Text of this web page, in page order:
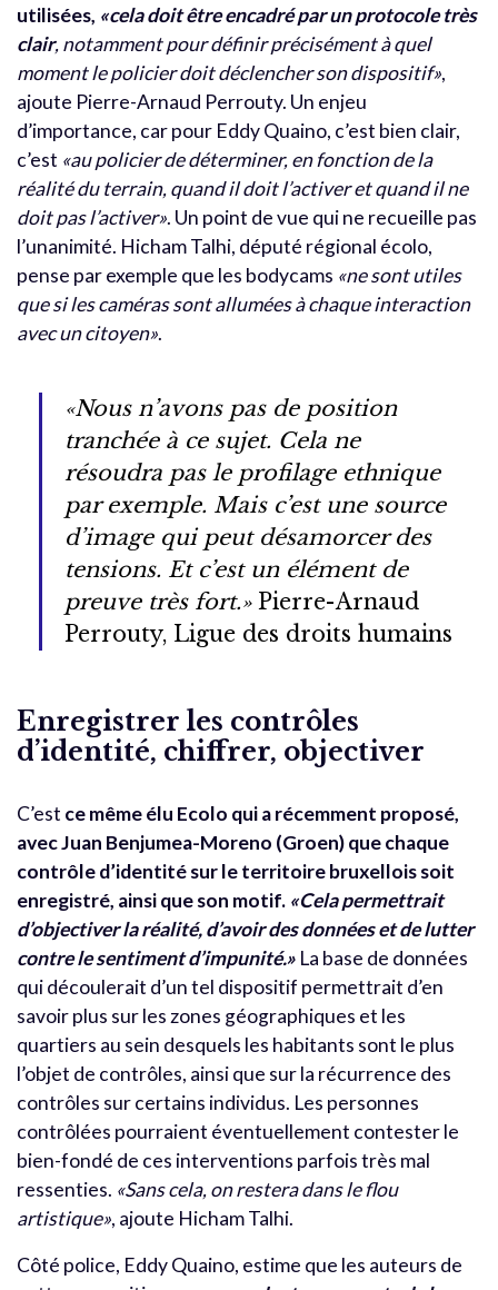
utilisées, «cela doit être encadré par un protocole très
clair, notamment pour définir précisément à quel
moment le policier doit déclencher son dispositif»,
ajoute Pierre-Arnaud Perrouty. Un enjeu
d’importance, car pour Eddy Quaino, c’est bien clair,
c’est «au policier de déterminer, en fonction de la
réalité du terrain, quand il doit l’activer et quand il ne
doit pas l’activer». Un point de vue qui ne recueille pas
l’unanimité. Hicham Talhi, député régional écolo,
pense par exemple que les bodycams «ne sont utiles
que si les caméras sont allumées à chaque interaction
avec un citoyen».
«Nous n’avons pas de position
tranchée à ce sujet. Cela ne
résoudra pas le profilage ethnique
par exemple. Mais c’est une source
d’image qui peut désamorcer des
tensions. Et c’est un élément de
preuve très fort.» Pierre-Arnaud
Perrouty, Ligue des droits humains
Enregistrer les contrôles
d’identité, chiffrer, objectiver
C’est ce même élu Ecolo qui a récemment proposé,
avec Juan Benjumea-Moreno (Groen) que chaque
contrôle d’identité sur le territoire bruxellois soit
enregistré, ainsi que son motif. «Cela permettrait
d’objectiver la réalité, d’avoir des données et de lutter
contre le sentiment d’impunité.» La base de données
qui découlerait d’un tel dispositif permettrait d’en
savoir plus sur les zones géographiques et les
quartiers au sein desquels les habitants sont le plus
l’objet de contrôles, ainsi que sur la récurrence des
contrôles sur certains individus. Les personnes
contrôlées pourraient éventuellement contester le
bien-fondé de ces interventions parfois très mal
ressenties. «Sans cela, on restera dans le flou
artistique», ajoute Hicham Talhi.
Côté police, Eddy Quaino, estime que les auteurs de